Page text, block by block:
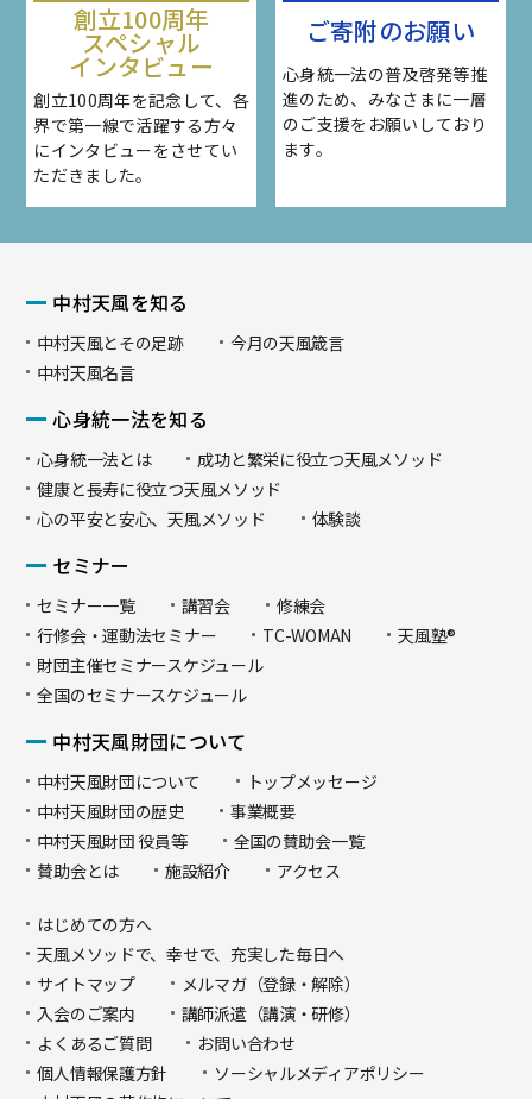
創立100周年
スペシャル
インタビュー
創立100周年を記念して、各
界で第一線で活躍する方々
にインタビューをさせてい
ただきました。
ご寄附のお願い
心身統一法の普及啓発等推
進のため、みなさまに一層
のご支援をお願いしており
ます。
中村天風を知る
中村天風とその足跡
今月の天風箴言
中村天風名言
心身統一法を知る
心身統一法とは
成功と繁栄に役立つ天風メソッド
健康と長寿に役立つ天風メソッド
心の平安と安心、天風メソッド
体験談
セミナー
セミナー一覧 講習会
修練会
行修会・運動法セミナー
TC-WOMAN
天風塾®
財団主催セミナースケジュール
全国のセミナースケジュール
中村天風財団について
中村天風財団について
トップメッセージ
中村天風財団の歴史
事業概要
中村天風財団 役員等
全国の賛助会一覧
賛助会とは
施設紹介 アクセス
はじめての方へ
天風メソッドで、幸せで、充実した毎日へ
サイトマップ
メルマガ（登録・解除）
入会のご案内
講師派遣（講演・研修）
よくあるご質問
お問い合わせ
個人情報保護方針
ソーシャルメディアポリシー